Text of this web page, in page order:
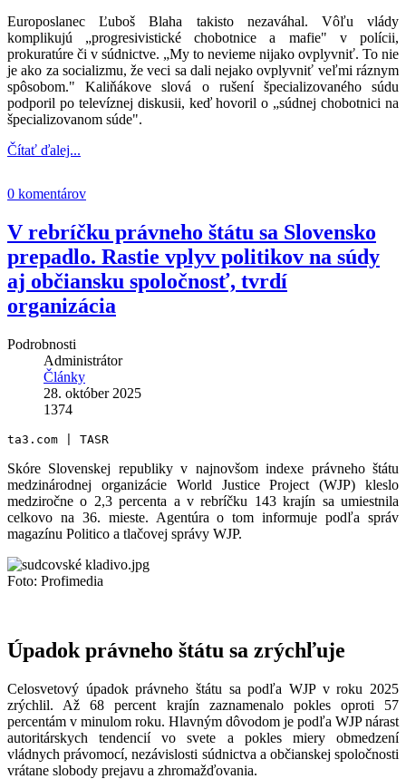
Europoslanec Ľuboš Blaha takisto nezaváhal. Vôľu vlády
komplikujú „progresivistické chobotnice a mafie" v polícii,
prokuratúre či v súdnictve. „My to nevieme nijako ovplyvniť. To nie
je ako za socializmu, že veci sa dali nejako ovplyvniť veľmi ráznym
spôsobom." Kaliňákove slová o rušení špecializovaného súdu
podporil po televíznej diskusii, keď hovoril o „súdnej chobotnici na
špecializovanom súde".
Čítať ďalej...
0 komentárov
V rebríčku právneho štátu sa Slovensko
prepadlo. Rastie vplyv politikov na súdy
aj občiansku spoločnosť, tvrdí
organizácia
Podrobnosti
Administrátor
Články
28. október 2025
1374
ta3.com | TASR
Skóre Slovenskej republiky v najnovšom indexe právneho štátu
medzinárodnej organizácie World Justice Project (WJP) kleslo
medziročne o 2,3 percenta a v rebríčku 143 krajín sa umiestnila
celkovo na 36. mieste. Agentúra o tom informuje podľa správ
magazínu Politico a tlačovej správy WJP.
Foto: Profimedia
Úpadok právneho štátu sa zrýchľuje
Celosvetový úpadok právneho štátu sa podľa WJP v roku 2025
zrýchlil. Až 68 percent krajín zaznamenalo pokles oproti 57
percentám v minulom roku. Hlavným dôvodom je podľa WJP nárast
autoritárskych tendencií vo svete a pokles miery obmedzení
vládnych právomocí, nezávislosti súdnictva a občianskej spoločnosti
vrátane slobody prejavu a zhromažďovania.